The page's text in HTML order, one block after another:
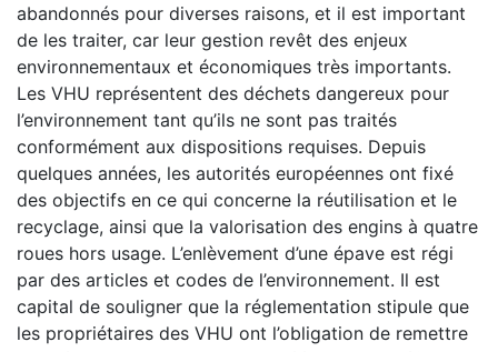
abandonnés pour diverses raisons, et il est important
de les traiter, car leur gestion revêt des enjeux
environnementaux et économiques très importants.
Les VHU représentent des déchets dangereux pour
l’environnement tant qu’ils ne sont pas traités
conformément aux dispositions requises. Depuis
quelques années, les autorités européennes ont fixé
des objectifs en ce qui concerne la réutilisation et le
recyclage, ainsi que la valorisation des engins à quatre
roues hors usage. L’enlèvement d’une épave est régi
par des articles et codes de l’environnement. Il est
capital de souligner que la réglementation stipule que
les propriétaires des VHU ont l’obligation de remettre